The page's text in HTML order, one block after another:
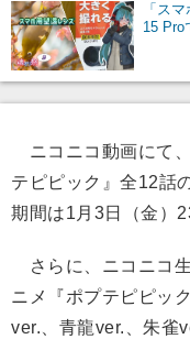
「ス
15 Pro
ニコニコ動画にて
テピピック』全12話
期間は1月3日（金）
さらに、ニコニコ
ニメ『ポプテピピッ
ver.、青龍ver.、朱雀